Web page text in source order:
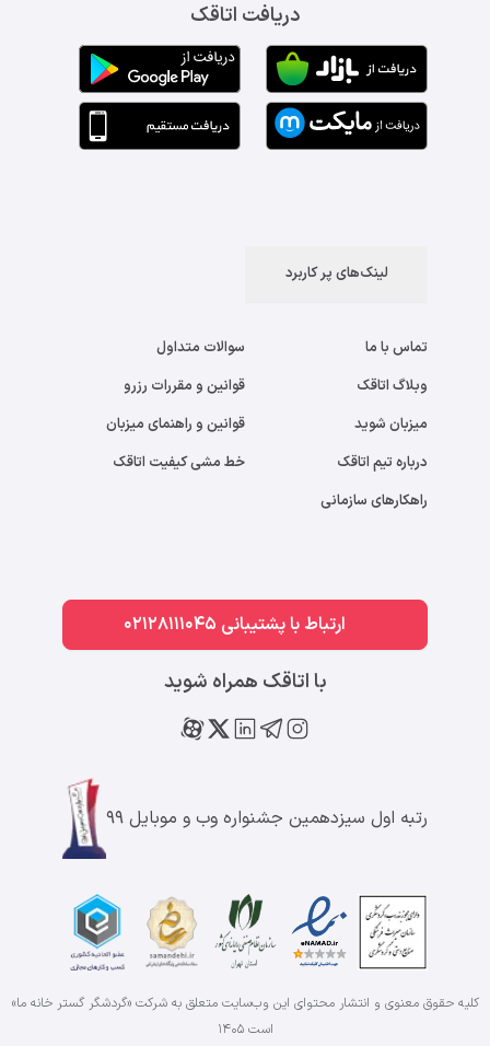
دریافت اتاقک
لینک‌های پر کاربرد
تماس با ما
وبلاگ اتاقک
میزبان شوید
درباره تیم اتاقک
راهکارهای سازمانی
سوالات متداول
قوانین و مقررات رزرو
قوانین و راهنمای میزبان
خط مشی کیفیت اتاقک
ارتباط با پشتیبانی 02128111045
با اتاقک همراه شوید
رتبه اول سیزدهمین جشنواره وب و موبایل ۹۹
کلیه حقوق معنوی و انتشار محتوای این وب‌سایت متعلق به شرکت «گردشگر گستر خانه ما»
است۱۴۰۵